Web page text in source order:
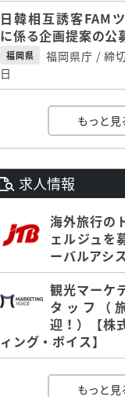
日韓相互誘客FAM
に係る企画提案の公
福岡県
福岡県庁 / 締
日
もっと見
求人情報
海外旅行の
ェルジュを
ーバルアシ
観光マーケ
タッフ（
迎！）【株
ィング・ボイス】
もっと見